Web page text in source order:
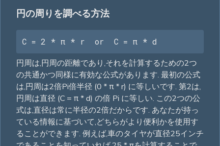
円の周りを調べる方法
C = 2 * π * r  or  C = π * d
円周は,円周の距離であり,それを計算するための2つ
の共通かつ同様に有効な公式があります. 最初の公式
は,円周は2倍Pi倍半径 (0 * π * r) に等しいです. 第2は,
円周は直径 (C = π * d) の倍 Pi に等しい. この2つの公
式は,直径は常に半径の2倍だからです. あなたが持っ
ている情報に基づいて,どちらがより便利かを使用す
ることができます. 例えば,車のタイヤが直径25インチ